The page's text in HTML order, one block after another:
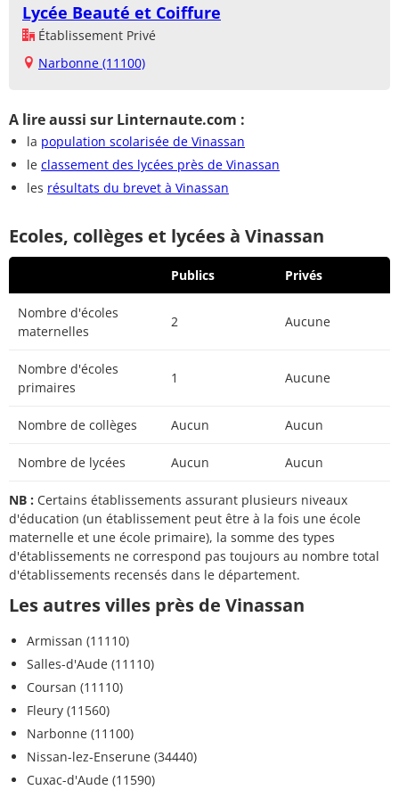
Lycée Beauté et Coiffure
Établissement Privé
Narbonne (11100)
A lire aussi sur Linternaute.com :
la population scolarisée de Vinassan
le classement des lycées près de Vinassan
les résultats du brevet à Vinassan
Ecoles, collèges et lycées à Vinassan
Publics Privés
Nombre d'écoles
maternelles
2 Aucune
Nombre d'écoles
primaires
1 Aucune
Nombre de collèges Aucun Aucun
Nombre de lycées Aucun Aucun
NB : Certains établissements assurant plusieurs niveaux
d'éducation (un établissement peut être à la fois une école
maternelle et une école primaire), la somme des types
d'établissements ne correspond pas toujours au nombre total
d'établissements recensés dans le département.
Les autres villes près de Vinassan
Armissan (11110)
Salles-d'Aude (11110)
Coursan (11110)
Fleury (11560)
Narbonne (11100)
Nissan-lez-Enserune (34440)
Cuxac-d'Aude (11590)